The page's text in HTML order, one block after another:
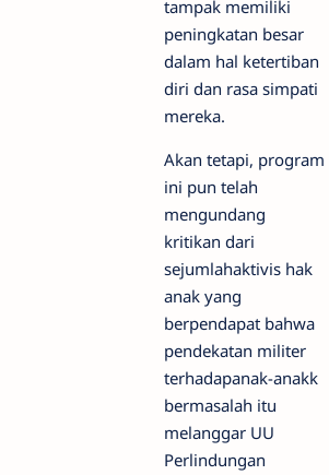
tampak memiliki
peningkatan besar
dalam hal ketertiban
diri dan rasa simpati
mereka.
Akan tetapi, program
ini pun telah
mengundang
kritikan dari
sejumlahaktivis hak
anak yang
berpendapat bahwa
pendekatan militer
terhadapanak-anakk
bermasalah itu
melanggar UU
Perlindungan